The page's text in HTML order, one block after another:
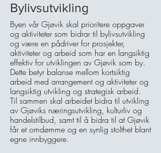
Line Kildal
Daglig leder
90 76 11 96 |
line@gjovikby.n
o
Bylivsutvikling
Byen vår Gjøvik skal prioritere oppgaver
og aktiviteter som bidrar til bylivsutvikling
og være en pådriver for prosjekter,
aktiviteter og arbeid som har en langsiktig
effektiv for utviklingen av Gjøvik som by.
Dette betyr balanse mellom kortsiktig
arbeid med arrangement og aktiviteter og
langsiktig utvikling og strategisk arbeid.
Til sammen skal arbeidet bidra til utvikling
av Gjøviks næringsutvikling, kulturliv og
handelstilbud, samt til å bidra til at Gjøvik
får et omdømme og en synlig stolthet blant
egne innbyggere.